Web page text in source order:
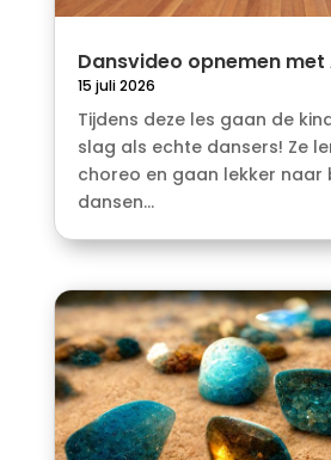
Dansvideo opnemen met
15 juli 2026
Tijdens deze les gaan de
slag als echte dansers! Ze
choreo en gaan lekker naar
dansen...